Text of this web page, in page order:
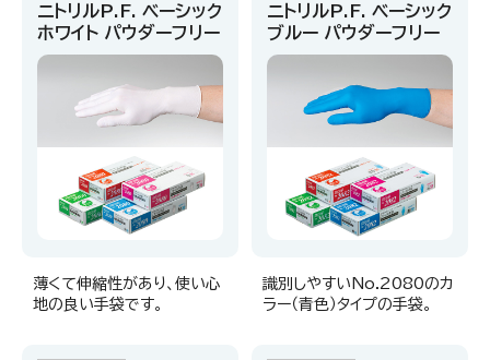
ニトリルP.F. ベーシック
ホワイト パウダーフリー
薄くて伸縮性があり、使い心
地の良い手袋です。
ニトリルP.F. ベーシック
ブルー パウダーフリー
識別しやすいNo.2080のカ
ラー（青色）タイプの手袋。